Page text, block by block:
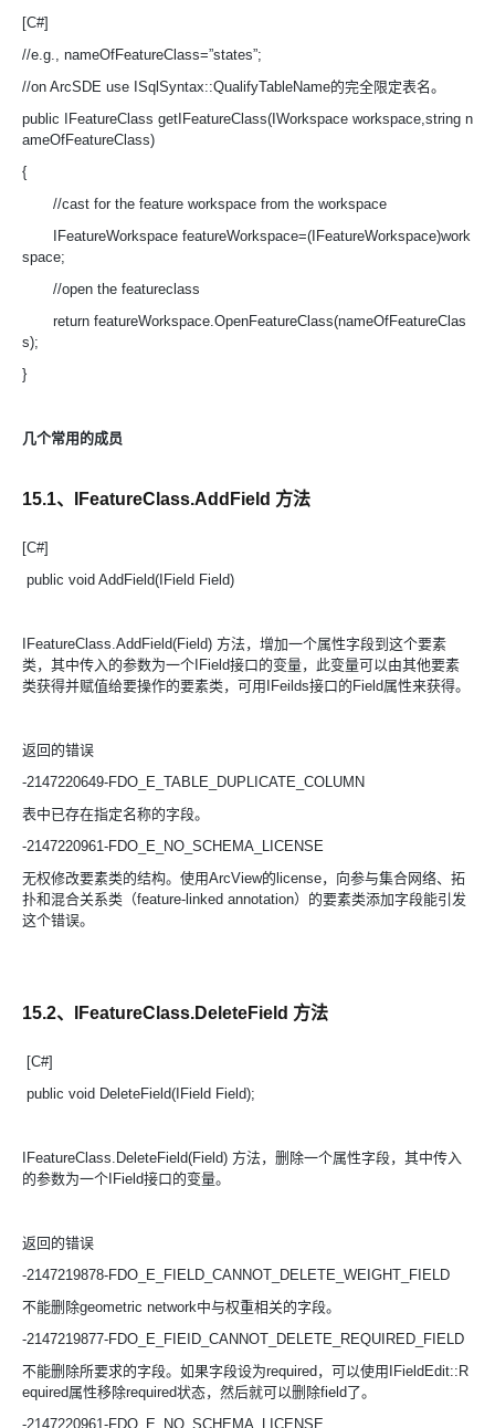
[C#]
//e.g., nameOfFeatureClass=”states”;
//on ArcSDE use ISqlSyntax::QualifyTableName的完全限定表名。
public IFeatureClass getIFeatureClass(IWorkspace workspace,string n
ameOfFeatureClass)
{
//cast for the feature workspace from the workspace
IFeatureWorkspace featureWorkspace=(IFeatureWorkspace)work
space;
//open the featureclass
return featureWorkspace.OpenFeatureClass(nameOfFeatureClas
s);
}
几个常用的成员
15.1、IFeatureClass.AddField 方法
[C#]
public void AddField(IField Field)
IFeatureClass.AddField(Field) 方法，增加一个属性字段到这个要素
类，其中传入的参数为一个IField接口的变量，此变量可以由其他要素
类获得并赋值给要操作的要素类，可用IFeilds接口的Field属性来获得。
返回的错误
-2147220649-FDO_E_TABLE_DUPLICATE_COLUMN
表中已存在指定名称的字段。
-2147220961-FDO_E_NO_SCHEMA_LICENSE
无权修改要素类的结构。使用ArcView的license，向参与集合网络、拓
扑和混合关系类（feature-linked annotation）的要素类添加字段能引发
这个错误。
15.2、IFeatureClass.DeleteField 方法
[C#]
public void DeleteField(IField Field);
IFeatureClass.DeleteField(Field) 方法，删除一个属性字段，其中传入
的参数为一个IField接口的变量。
返回的错误
-2147219878-FDO_E_FIELD_CANNOT_DELETE_WEIGHT_FIELD
不能删除geometric network中与权重相关的字段。
-2147219877-FDO_E_FIEID_CANNOT_DELETE_REQUIRED_FIELD
不能删除所要求的字段。如果字段设为required，可以使用IFieldEdit::R
equired属性移除required状态，然后就可以删除field了。
-2147220961-FDO_E_NO_SCHEMA_LICENSE